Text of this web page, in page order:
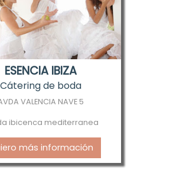
ESENCIA IBIZA
Cátering de boda
VALENCIA NAVE 5
ibicenca mediterranea
más información